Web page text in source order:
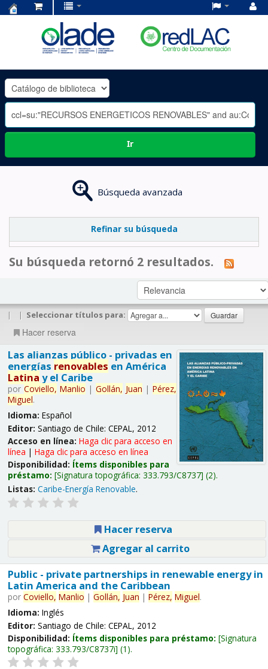
OLADE
-
Ir
Búsqueda avanzada
Refinar su búsqueda
Su búsqueda retornó 2 resultados.
| | Seleccionar títulos para:
Hacer reserva
Las alianzas público - privadas en
energías renovables en América
Latina y el Caribe
por Coviello, Manlio | Gollán, Juan | Pérez,
Miguel.
Idioma: Español
Editor: Santiago de Chile: CEPAL, 2012
Acceso en línea: Haga clic para acceso en
línea | Haga clic para acceso en línea
Disponibilidad: Ítems disponibles para
préstamo: Signatura topográfica: 333.793/C8737 (2).
Listas: Caribe-Energía Renovable.
Hacer reserva
Agregar al carrito
Public - private partnerships in renewable energy in
Latin America and the Caribbean
por Coviello, Manlio | Gollán, Juan | Pérez, Miguel.
Idioma: Inglés
Editor: Santiago de Chile: CEPAL, 2012
Disponibilidad: Ítems disponibles para préstamo: Signatura
topográfica: 333.793/C8737i (1).